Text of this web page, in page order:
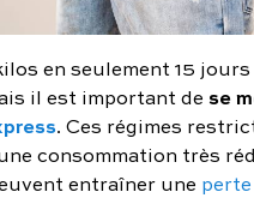
en seulement 15
il est important de se
. Ces régimes
consommation très
entraîner une